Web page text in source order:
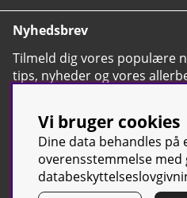
Nyhedsbrev
Tilmeld dig vores populære
tips, nyheder og vores
Vi bruger cookies
Dine data behandles på
overensstemmelse